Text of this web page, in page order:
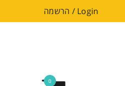
Login
/ הרשמה
0